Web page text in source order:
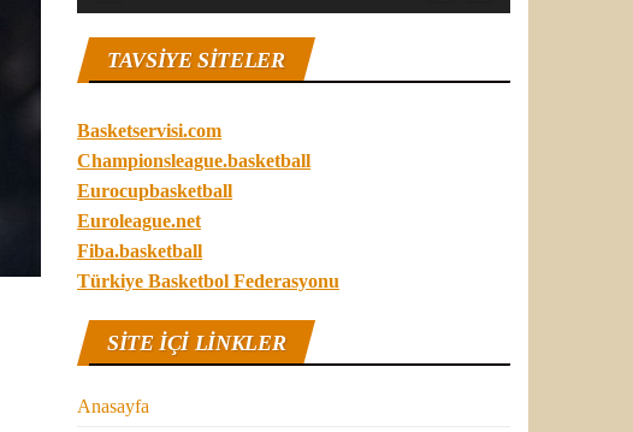
TAVSIYE SITELER
Basketservisi.com
Championsleague.basketball
Eurocupbasketball
Euroleague.net
Fiba.basketball
Türkiye Basketbol Federasyonu
SITE IÇI LINKLER
Anasayfa